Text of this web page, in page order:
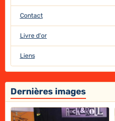
Contact
Livre d'or
Liens
Dernières images